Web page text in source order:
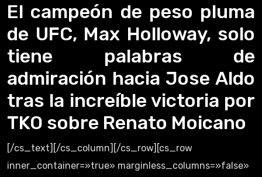
El campeón de peso pluma
de UFC, Max Holloway, solo
tiene palabras de
admiración hacia Jose Aldo
tras la increíble victoria por
TKO sobre Renato Moicano
[/cs_text][/cs_column][/cs_row][cs_row
inner_container=»true» marginless_columns=»false»